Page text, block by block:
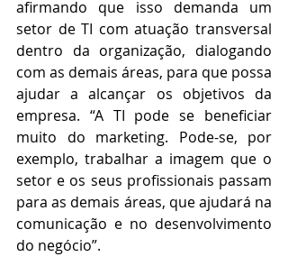
afirmando que isso demanda um
setor de TI com atuação transversal
dentro da organização, dialogando
com as demais áreas, para que possa
ajudar a alcançar os objetivos da
empresa. “A TI pode se beneficiar
muito do marketing. Pode-se, por
exemplo, trabalhar a imagem que o
setor e os seus profissionais passam
para as demais áreas, que ajudará na
comunicação e no desenvolvimento
do negócio”.